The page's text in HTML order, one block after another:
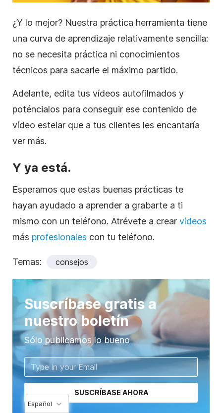
¿Y lo mejor? Nuestra práctica herramienta tiene
una curva de aprendizaje relativamente sencilla:
no se necesita práctica ni conocimientos
técnicos para sacarle el máximo partido.
Adelante, edita tus vídeos autofilmados y
poténcialos para conseguir ese contenido de
vídeo estelar que a tus clientes les encantaría
ver más.
Y ya está.
Esperamos que estas buenas prácticas te
hayan ayudado a aprender a grabarte a ti
mismo con un teléfono. Atrévete a crear vídeos
más profesionales con tu teléfono.
Temas: consejos
Suscríbase gratis a
nuestro boletín
Sólo publicamos lo bueno
SUSCRÍBASE AHORA
Español